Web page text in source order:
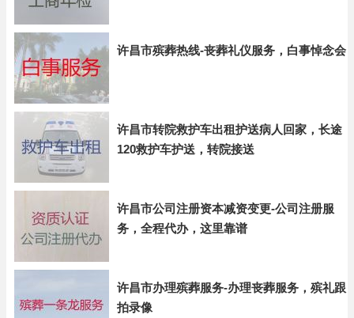
许昌市殡葬热线-丧葬礼仪服务，白事悼念会
许昌市转院救护车出租护送病人回家，长途
120救护车护送，转院接送
许昌市公司注册资本减资变更-公司注册服
务，全程代办，这里靠谱
许昌市办理殡葬服务-办理丧葬服务，殡礼跟
拍录像